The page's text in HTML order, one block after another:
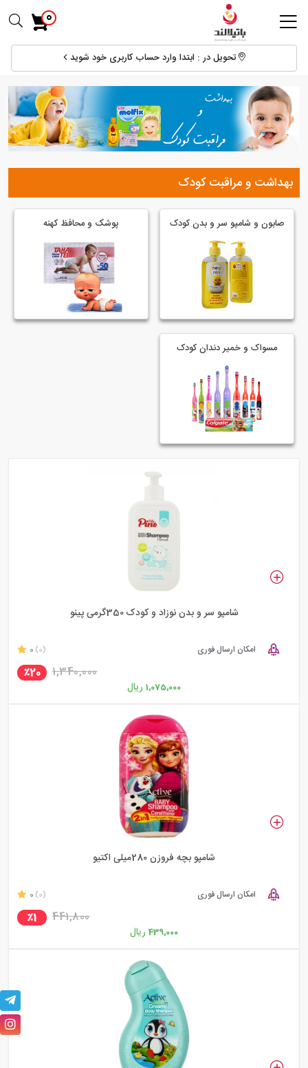
0
تحویل در : ابتدا وارد حساب کاربری خود شوید
بهداشت و مراقبت کودک
صابون و شامپو سر و بدن کودک پوشک و محافظ کهنه
مسواک و خمیر دندان کودک
شامپو سر و بدن نوزاد و کودک 350گرمی پینو
امکان ارسال فوری 0 (0)
1,340,000 ٪20
1,075,000 ریال
شامپو بچه فروزن 280میلی اکتیو
امکان ارسال فوری 0 (0)
441,800 ٪1
439,000 ریال